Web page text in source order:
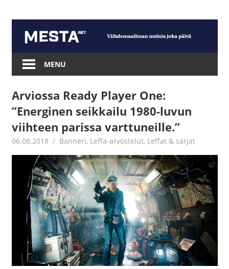
content
Mesta.net
MENU
Arviossa Ready Player One:
”Energinen seikkailu 1980-luvun
viihteen parissa varttuneille.”
06.08.2018 Johannes
Banneri, Leffa-arvostelut, Leffat & sarjat